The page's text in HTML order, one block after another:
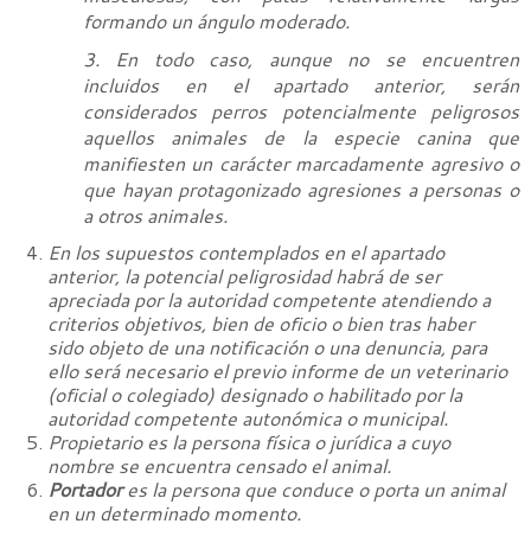
formando un ángulo moderado.
3. En todo caso, aunque no se encuentren
incluidos en el apartado anterior, serán
considerados perros potencialmente peligrosos
aquellos animales de la especie canina que
manifiesten un carácter marcadamente agresivo o
que hayan protagonizado agresiones a personas o
a otros animales.
En los supuestos contemplados en el apartado
anterior, la potencial peligrosidad habrá de ser
apreciada por la autoridad competente atendiendo a
criterios objetivos, bien de oficio o bien tras haber
sido objeto de una notificación o una denuncia, para
ello será necesario el previo informe de un veterinario
(oficial o colegiado) designado o habilitado por la
autoridad competente autonómica o municipal.
Propietario es la persona física o jurídica a cuyo
nombre se encuentra censado el animal.
Portadores la persona que conduce o porta un animal
en un determinado momento.